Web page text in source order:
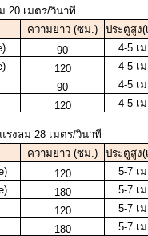
20 เมตร/วินาที
ความยาว (ซม.)
ประตูสูง(
90
4-5 เ
120
4-5 เ
90
4-5 เ
120 4-5 เ
รงลม 28 เมตร/วินาที
ความยาว (ซม.)
ประตูสูง(
120
5-7 เ
180
5-7 เ
120
5-7 เ
180 5-7 เ